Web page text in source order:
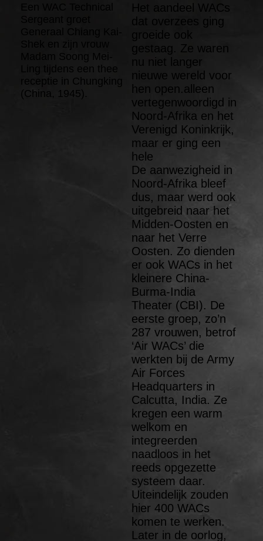
Madam Soong Mei-
Ling tijdens een thee
receptie in Chungking
(China, 1945).
Het aandeel WACs
dat overzees ging
groeide ook
gestaag. Ze waren
nu niet langer
nieuwe wereld voor
hen open.alleen
vertegenwoordigd in
Noord-Afrika en het
Verenigd Koninkrijk,
maar er ging een
hele
De aanwezigheid in
Noord-Afrika bleef
dus, maar werd ook
uitgebreid naar het
Midden-Oosten en
naar het Verre
Oosten. Zo dienden
er ook WACs in het
kleinere China-
Burma-India
Theater (CBI). De
eerste groep, zo’n
287 vrouwen, betrof
‘Air WACs’ die
werkten bij de Army
Air Forces
Headquarters in
Calcutta, India. Ze
kregen een warm
welkom en
integreerden
naadloos in het
reeds opgezette
systeem daar.
Uiteindelijk zouden
hier 400 WACs
komen te werken.
Later in de oorlog,